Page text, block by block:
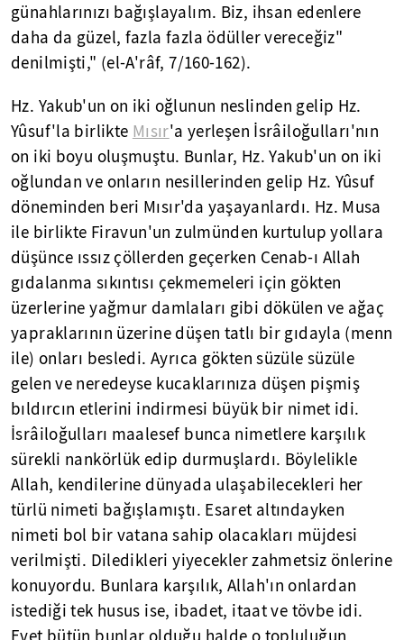
günahlarınızı bağışlayalım. Biz, ihsan edenlere
daha da güzel, fazla fazla ödüller vereceğiz"
denilmişti," (el-A'râf, 7/160-162).
Hz. Yakub'un on iki oğlunun neslinden gelip Hz.
Yûsuf'la birlikte Mısır'a yerleşen İsrâiloğulları'nın
on iki boyu oluşmuştu. Bunlar, Hz. Yakub'un on iki
oğlundan ve onların nesillerinden gelip Hz. Yûsuf
döneminden beri Mısır'da yaşayanlardı. Hz. Musa
ile birlikte Firavun'un zulmünden kurtulup yollara
düşünce ıssız çöllerden geçerken Cenab-ı Allah
gıdalanma sıkıntısı çekmemeleri için gökten
üzerlerine yağmur damlaları gibi dökülen ve ağaç
yapraklarının üzerine düşen tatlı bir gıdayla (menn
ile) onları besledi. Ayrıca gökten süzüle süzüle
gelen ve neredeyse kucaklarınıza düşen pişmiş
bıldırcın etlerini indirmesi büyük bir nimet idi.
İsrâiloğulları maalesef bunca nimetlere karşılık
sürekli nankörlük edip durmuşlardı. Böylelikle
Allah, kendilerine dünyada ulaşabilecekleri her
türlü nimeti bağışlamıştı. Esaret altındayken
nimeti bol bir vatana sahip olacakları müjdesi
verilmişti. Diledikleri yiyecekler zahmetsiz önlerine
konuyordu. Bunlara karşılık, Allah'ın onlardan
istediği tek husus ise, ibadet, itaat ve tövbe idi.